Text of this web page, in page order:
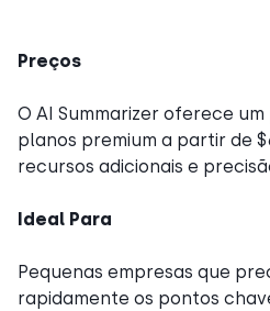
Preços
O AI Summarizer oferece
planos premium a partir de
recursos adicionais e
Ideal Para
Pequenas empresas que
rapidamente os pontos